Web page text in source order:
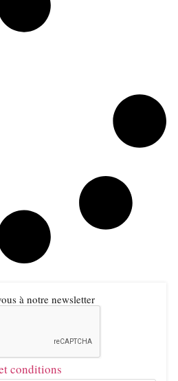
à notre newsletter
conditions